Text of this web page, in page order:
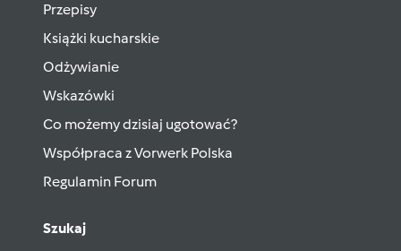
Przepisy
Książki kucharskie
Odżywianie
Wskazówki
Co możemy dzisiaj ugotować?
Współpraca z Vorwerk Polska
Regulamin Forum
Szukaj